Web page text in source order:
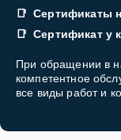
Сертификаты
Сертификат у
При обращении в
компетентное
все виды работ и